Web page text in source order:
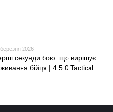
2026
секунди бою: що вирішує
бійця | 4.5.0 Tactical